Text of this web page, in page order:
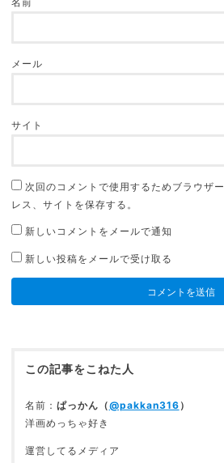
メール
サイト
次回のコメントで使用するためブラウザ
レス、サイトを保存する。
新しいコメントをメールで通知
新しい投稿をメールで受け取る
この記事をこねた人
名前： ぱっかん（@pakkan316 ）
洋画めっちゃ好き
運営してるメディア